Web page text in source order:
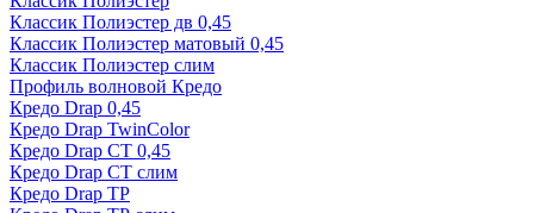
Классик Полиэстер дв 0,45
Классик Полиэстер матовый 0,45
Классик Полиэстер слим
Профиль волновой Кредо
Кредо Drap 0,45
Кредо Drap TwinColor
Кредо Drap СТ 0,45
Кредо Drap СТ слим
Кредо Drap ТР